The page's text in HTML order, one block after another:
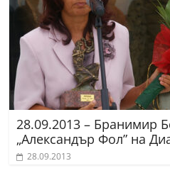
28.09.2013 – Бранимир
„Александър Фол” на
28.09.2013